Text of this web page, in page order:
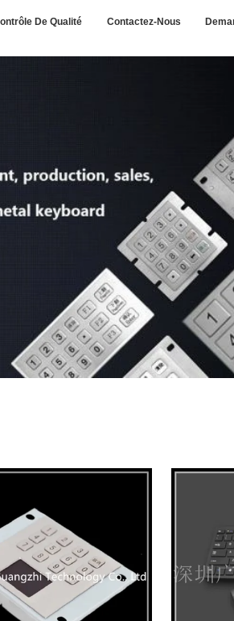
De Qualité Contactez-Nous